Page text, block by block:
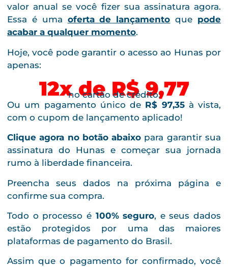
valor anual se você fizer sua assinatura agora.
Essa é uma oferta de lançamento que pode
acabar a qualquer momento.
Hoje, você pode garantir o acesso ao Hunas por
apenas:
12x de R$ 9,77
no cartão de crédito.
Ou um pagamento único de R$ 97,35à vista,
com o cupom de lançamento aplicado!
Clique agora no botão abaixo para garantir sua
assinatura do Hunas e começar sua jornada
rumo à liberdade financeira.
Preencha seus dados na próxima página e
confirme sua compra.
Todo o processo é 100% seguro, e seus dados
estão protegidos por uma das maiores
plataformas de pagamento do Brasil.
Assim que o pagamento for confirmado, você